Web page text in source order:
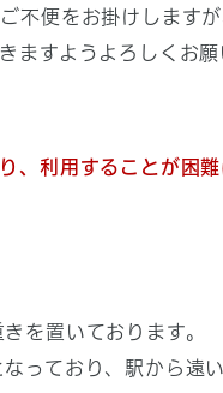
不便をお掛けします
ますようよろしくお願
利用することが困難
を置いております。
っており、駅から遠